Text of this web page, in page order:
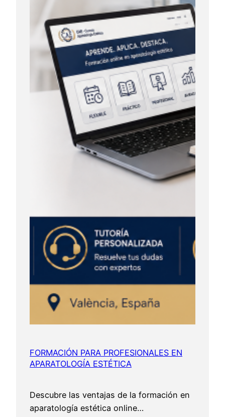
FORMACIÓN PARA PROFESIONALES EN
APARATOLOGÍA ESTÉTICA
Descubre las ventajas de la formación en
aparatología estética online…